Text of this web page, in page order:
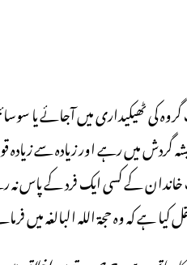
کی ٹھیکیداری میں آجائے یا
گردش میں رہے اور زیادہ سے
خاندان کے کسی ایک فرد کے پاس نہ
ہے کہ وہ حجۃ اللہ البالغہ میں